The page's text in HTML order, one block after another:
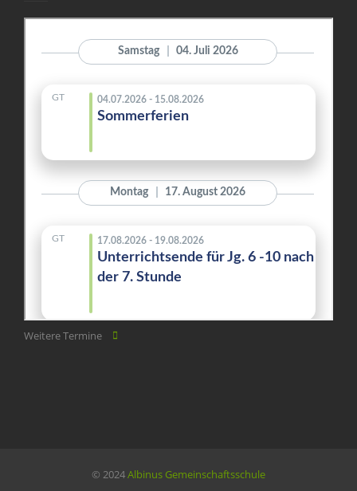
Weitere Termine
© 2024Albinus Gemeinschaftsschule